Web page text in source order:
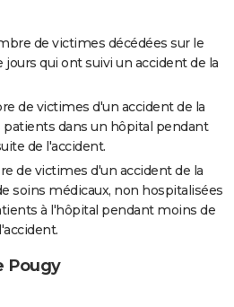
de victimes décédées sur le
qui ont suivi un accident de la
de victimes d'un accident de la
dans un hôpital pendant
de l'accident.
de victimes d'un accident de la
soins médicaux, non hospitalisées
à l'hôpital pendant moins de
Pougy